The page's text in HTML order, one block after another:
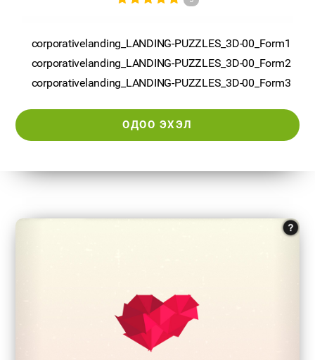
corporativelanding_LANDING-PUZZLES_3D-00_Form1
corporativelanding_LANDING-PUZZLES_3D-00_Form2
corporativelanding_LANDING-PUZZLES_3D-00_Form3
ОДОО ЭХЭЛ